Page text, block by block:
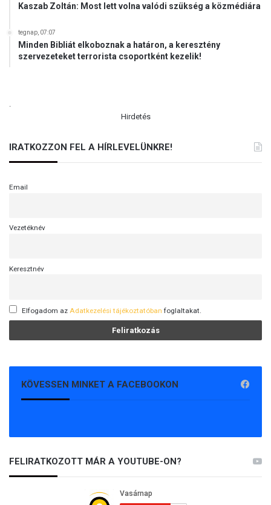
Kaszab Zoltán: Most lett volna valódi szükség a közmédiára
tegnap, 07:07
Minden Bibliát elkoboznak a határon, a keresztény
szervezeteket terrorista csoportként kezelik!
Hirdetés
IRATKOZZON FEL A HÍRLEVELÜNKRE!
Email
Vezetéknév
Keresztnév
Elfogadom az Adatkezelési tájékoztatóban foglaltakat.
KÖVESSEN MINKET A FACEBOOKON
FELIRATKOZOTT MÁR A YOUTUBE-ON?